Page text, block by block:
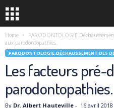
Home
aux parodontopathies.
PARODONTOLOGIE.DÉCHAUSSEMENT DES
Les facteurs pré-
parodontopathies.
By Dr. Albert Hauteville - 16 avril 2018